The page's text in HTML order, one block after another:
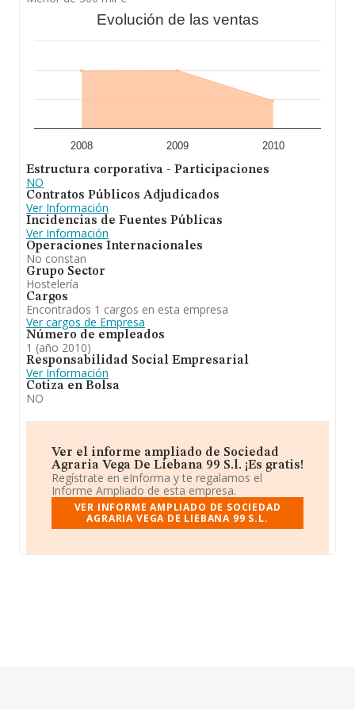
Evolución de las ventas
2008 2009 2010
Estructura corporativa - Participaciones
NO
Contratos Públicos Adjudicados
Ver Información
Incidencias de Fuentes Públicas
Ver Información
Operaciones Internacionales
No constan
Grupo Sector
Hostelería
Cargos
Encontrados 1 cargos en esta empresa
Ver cargos de Empresa
Número de empleados
1 (año 2010)
Responsabilidad Social Empresarial
Ver Información
Cotiza en Bolsa
NO
Ver el informe ampliado de Sociedad
Agraria Vega De Liebana 99 S.l. ¡Es gratis!
Regístrate en eInforma y te regalamos el
Informe Ampliado de esta empresa.
VER INFORME AMPLIADO DE SOCIEDAD
AGRARIA VEGA DE LIEBANA 99 S.L.